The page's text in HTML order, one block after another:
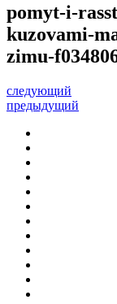
pomyt-i-
kuzovami-
zimu-
следующий
предыдущий